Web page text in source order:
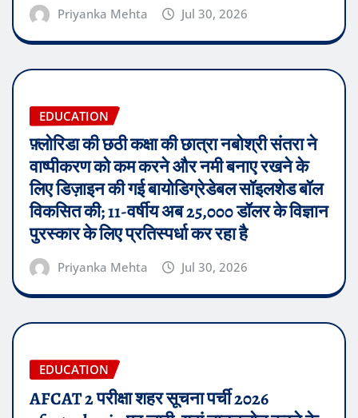
Priyanka Mehta Jul 30, 2026
EDUCATION
फ़्लोरिडा की छठी कक्षा की छात्रा नबोश्री संतरा ने
वाष्पीकरण को कम करने और नमी बनाए रखने के
लिए डिज़ाइन की गई बायोडिग्रेडेबल सॉइलशेड बॉल
विकसित की; 11-वर्षीय अब 25,000 डॉलर के विज्ञान
पुरस्कार के लिए प्रतिस्पर्धा कर रहा है
Priyanka Mehta Jul 30, 2026
EDUCATION
AFCAT 2 परीक्षा शहर सूचना पर्ची 2026